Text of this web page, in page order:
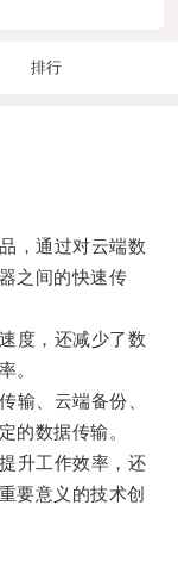
排行
，通过对云端数
之间的快速传
度，还减少了数
。
、云端备份、
的数据传输。
升工作效率，还
要意义的技术创